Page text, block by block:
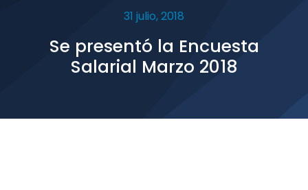
31 julio, 2018
Se presentó la Encuesta
Salarial Marzo 2018